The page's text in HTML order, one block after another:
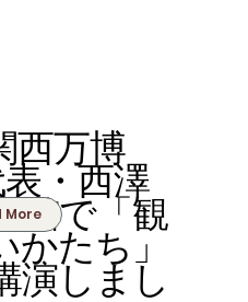
西万博
・西澤
館で「観
たち」
演しまし
More